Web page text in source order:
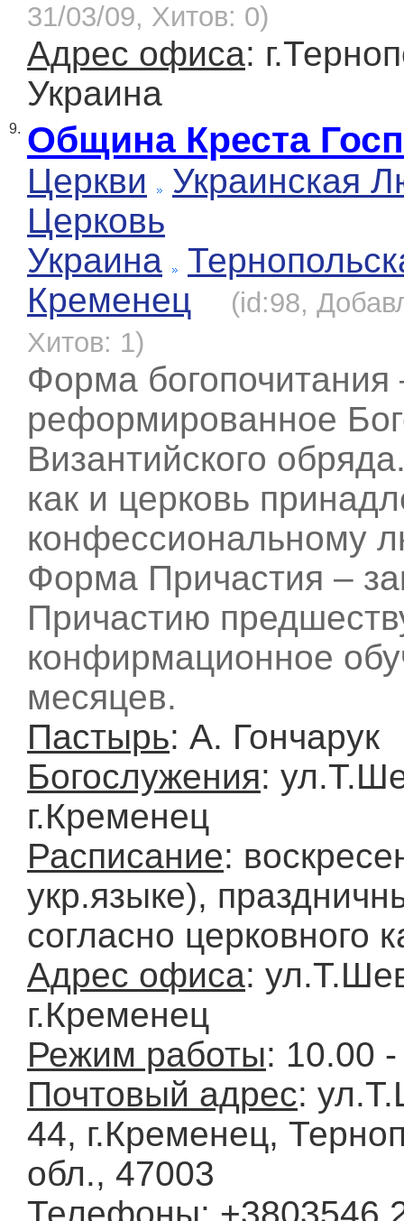
31/03/09, Хитов: 0)
Адрес офиса:
Украина
9. Община Креста
Церкви
Украинская
Церковь
Украина
Кременец
(id:98,
Хитов: 1)
Форма богопочитания
реформированное
Византийского
как и церковь
конфессиональному
Форма Причастия –
Причастию
конфирмационное
месяцев.
Пастырь: А. Гончарук
Богослужения:
г.Кременец
Расписание:
укр.языке),
согласно церковного
Адрес офиса:
г.Кременец
Режим работы: 10.00
Почтовый адрес:
44, г.Кременец,
обл., 47003